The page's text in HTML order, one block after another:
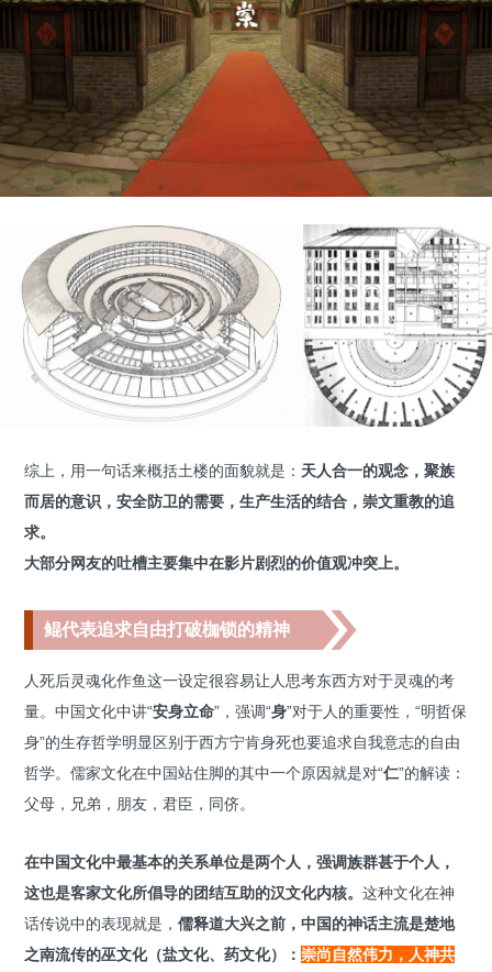
综上，用一句话来概括土楼的面貌就是： 天人合一的观念，聚族
而居的意识，安全防卫的需要，生产生活的结合，崇文重教的追
求。
大部分网友的吐槽主要集中在影片剧烈的价值观冲突上。
鲲代表追求自由打破枷锁的精神
人死后灵魂化作鱼这一设定很容易让人思考东西方对于灵魂的考
量。中国文化中讲“安身立命”，强调“身”对于人的重要性，“明哲保
身”的生存哲学明显区别于西方宁肯身死也要追求自我意志的自由
哲学。儒家文化在中国站住脚的其中一个原因就是对“仁”的解读：
父母，兄弟，朋友，君臣，同侪。
在中国文化中最基本的关系单位是两个人，强调族群甚于个人，
这也是客家文化所倡导的团结互助的汉文化内核。 这种文化在神
话传说中的表现就是， 儒释道大兴之前，中国的神话主流是楚地
之南流传的巫文化（盐文化、药文化）： 崇尚自然伟力，人神共